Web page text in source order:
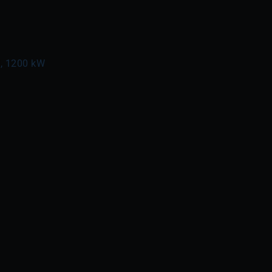
1200 kW